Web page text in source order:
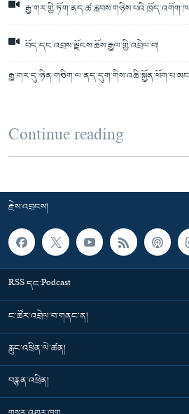
བོད་དང་འབྲས་ལྗོངས་ཆོས་རྒྱལ་གྱི་འབྲེལ་བ།
Continue reading
རྗེས་འབྲངས།
RSS དང་Podcast
ང་ཚོར་འབྲེལ་བ་གནང་ན།
རླུང་འཕྲིན་ལེ་ཚན།
བརྙན་འཕྲིན།